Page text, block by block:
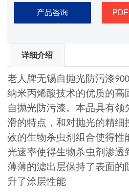
产品咨询
详细介绍
老人牌无锡自抛光防污漆
纳米丙烯酸技术的优质的高
自抛光防污漆。本品具有领
滑的特点，和对抛光的精细
效的生物杀虫剂组合使得性
光速率使得生物杀虫剂渗透
薄薄的滤出层保持了表面的
升了涂层性能